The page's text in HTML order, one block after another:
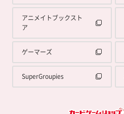
アニメイトブックスト
ア
ゲーマーズ
SuperGroupies